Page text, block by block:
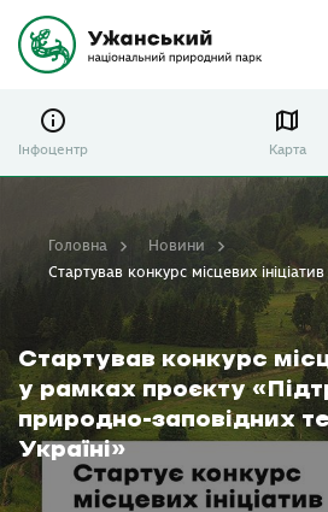
Інфоцентр Карта
Стартував конкурс
у рамках проєкту
природно-заповідних
Україні»
Головна
Новини
Стартував конкурс місцевих